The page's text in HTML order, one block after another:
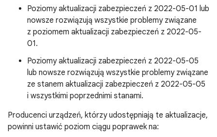
Poziomy aktualizacji zabezpieczeń z 2022-05-01 lub
nowsze rozwiązują wszystkie problemy związane
z poziomem aktualizacji zabezpieczeń z 2022-05-
01.
Poziomy aktualizacji zabezpieczeń z 2022-05-05
lub nowsze rozwiązują wszystkie problemy związane
ze stanem aktualizacji zabezpieczeń z 2022-05-05
i wszystkimi poprzednimi stanami.
Producenci urządzeń, którzy udostępniają te aktualizacje,
powinni ustawić poziom ciągu poprawek na: